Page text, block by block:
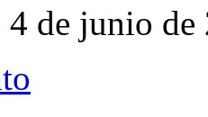
4 de junio de